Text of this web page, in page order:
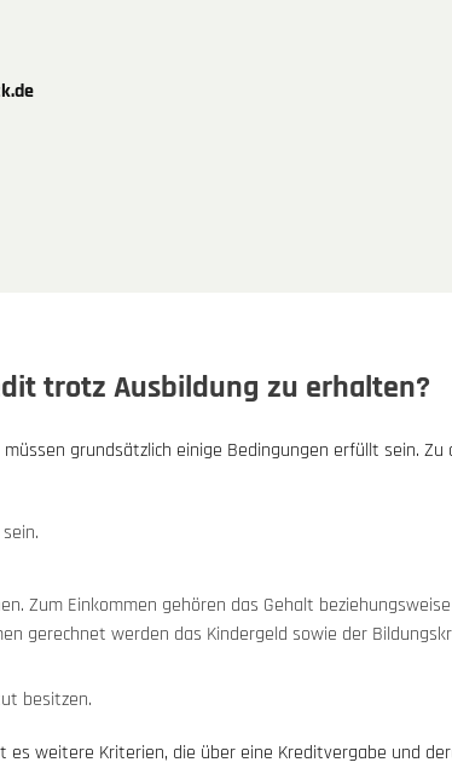
trotz Ausbildung zu erhalten?
grundsätzlich einige Bedingungen erfüllt sein. Zu
Zum Einkommen gehören das Gehalt
gerechnet werden das Kindergeld sowie der
besitzen.
weitere Kriterien, die über eine Kreditvergabe und